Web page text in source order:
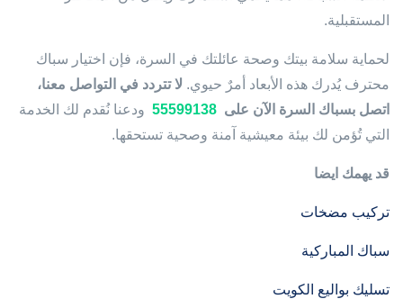
المستقبلية.
لحماية سلامة بيتك وصحة عائلتك في السرة، فإن اختيار سباك
محترف يُدرك هذه الأبعاد أمرٌ حيوي. لا تتردد في التواصل معنا،
اتصل بسباك السرة الآن على 55599138 ودعنا نُقدم لك الخدمة
التي تُؤمن لك بيئة معيشية آمنة وصحية تستحقها.
قد يهمك ايضا
تركيب مضخات
سباك المباركية
تسليك بواليع الكويت